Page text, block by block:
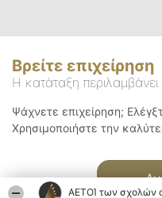
ΑΕΤΟΊ των σχολών
Βρείτε επιχείρηση
Η κατάταξη
Ψάχνετε επιχείρηση;
Χρησιμοποιήστε την